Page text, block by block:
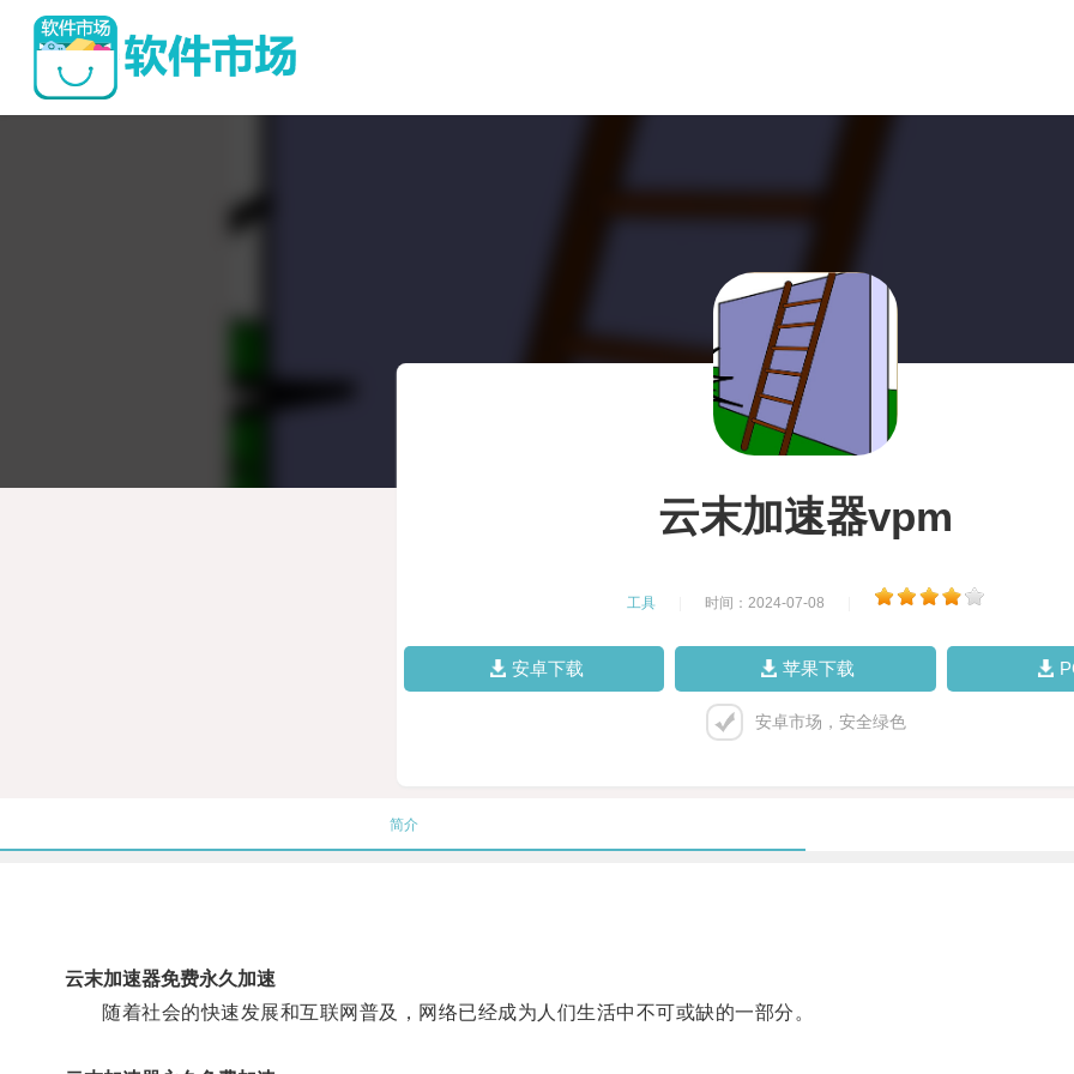
云末加速器vpm
工具 时间：2024-07-08
安卓下载 苹果下载
安卓市场，安全绿色
简介
云末加速器免费永久加速
随着社会的快速发展和互联网普及，网络已经成为人们生活中不可或缺的一部分。